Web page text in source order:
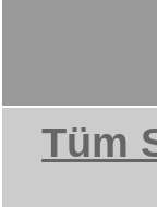
Tüm